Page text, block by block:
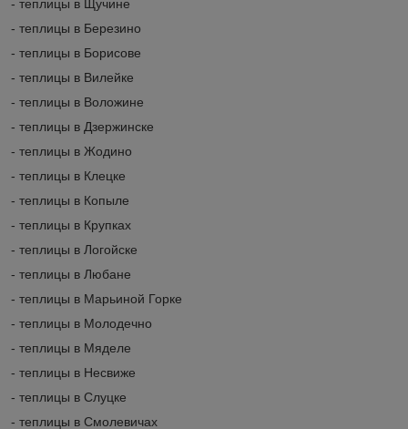
- теплицы в Щучине
- теплицы в Березино
- теплицы в Борисове
- теплицы в Вилейке
- теплицы в Воложине
- теплицы в Дзержинске
- теплицы в Жодино
- теплицы в Клецке
- теплицы в Копыле
- теплицы в Крупках
- теплицы в Логойске
- теплицы в Любане
- теплицы в Марьиной Горке
- теплицы в Молодечно
- теплицы в Мяделе
- теплицы в Несвиже
- теплицы в Слуцке
- теплицы в Смолевичах